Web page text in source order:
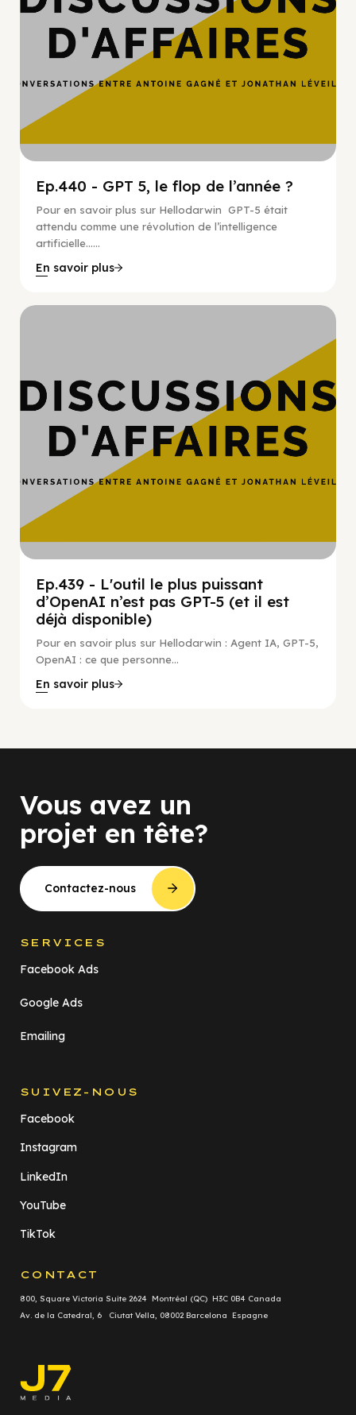
Ep.440 - GPT 5, le flop de l’année ?
Pour en savoir plus sur Hellodarwin GPT-5 était
attendu comme une révolution de l’intelligence
artificielle…...
En savoir plus
Ep.439 - L'outil le plus puissant
d’OpenAI n’est pas GPT-5 (et il est
déjà disponible)
Pour en savoir plus sur Hellodarwin : Agent IA, GPT-5,
OpenAI : ce que personne...
En savoir plus
Vous avez un
projet en tête?
Contactez-nous
SERVICES
Facebook Ads
Google Ads
Emailing
SUIVEZ-NOUS
Facebook
Instagram
LinkedIn
YouTube
TikTok
CONTACT
800, Square Victoria Suite 2624 Montréal (QC) H3C 0B4 Canada
Av. de la Catedral, 6 Ciutat Vella, 08002 Barcelona Espagne